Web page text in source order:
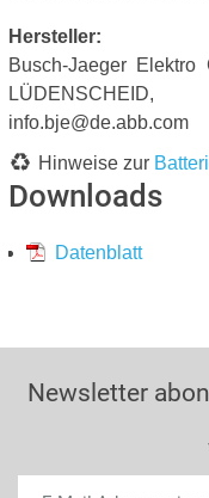
Hersteller:
Busch-Jaeger Elektro
info.bje@de.abb.com
Hinweise zur
Downloads
Datenblatt
Newsletter